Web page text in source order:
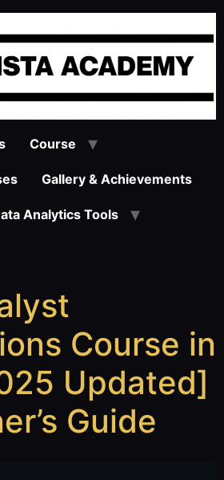
Course
Gallery & Achievements
Analytics Tools
Course in
Updated]
Guide